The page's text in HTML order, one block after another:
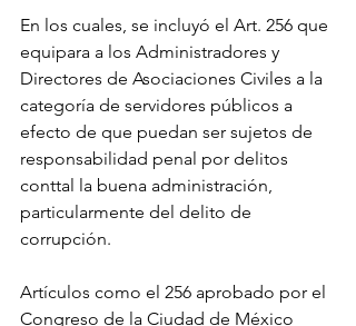
En los cuales, se incluyó el Art. 256 que
equipara a los Administradores y
Directores de Asociaciones Civiles a la
categoría de servidores públicos a
efecto de que puedan ser sujetos de
responsabilidad penal por delitos
conttal la buena administración,
particularmente del delito de
corrupción.
Artículos como el 256 aprobado por el
Congreso de la Ciudad de México